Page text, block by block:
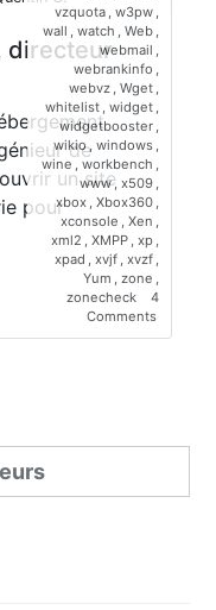
directeur
de
un site
pour
vzquota , w3pw ,
wall , watch , Web ,
webmail ,
webrankinfo ,
webvz , Wget ,
whitelist , widget ,
widgetbooster ,
wikio, windows ,
wine , workbench ,
www, x509 ,
xbox , Xbox360 ,
xconsole , Xen ,
xml2 , XMPP , xp ,
xpad , xvjf , xvzf ,
Yum , zone ,
zonecheck
4
Commentson
Interview